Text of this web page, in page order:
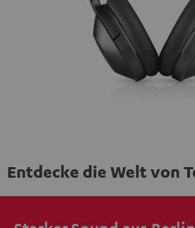
übermittelt werden.
Weitere
Datenschutzerklärung unter I zu
Entdecke die Welt von